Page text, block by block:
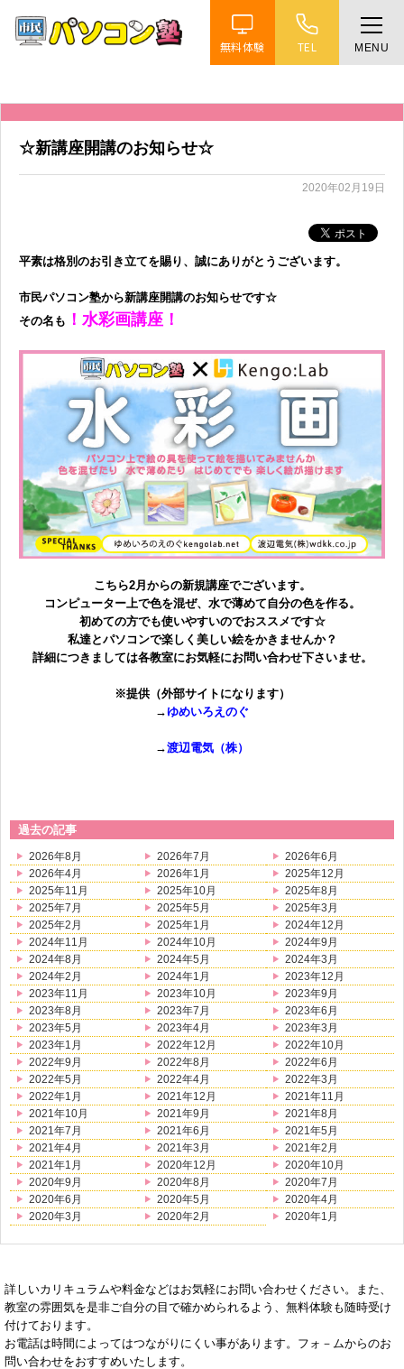
無料体験 TEL MENU
特徴
講座紹介
受講までの流れ
よくある質問
無料体験に申し込む
0120-868-003
受付時間／9:00〜18:00 土日祝休み
☆新講座開講のお知らせ☆
2020年02月19日
平素は格別のお引き立てを賜り、誠にありがとうございます。
市民パソコン塾から新講座開講のお知らせです☆
その名も ！水彩画講座！
こちら2月からの新規講座でございます。
コンピューター上で色を混ぜ、水で薄めて自分の色を作る。
初めての方でも使いやすいのでおススメです☆
私達とパソコンで楽しく美しい絵をかきませんか？
詳細につきましては各教室にお気軽にお問い合わせ下さいませ。
※提供（外部サイトになります）
→ゆめいろえのぐ
→渡辺電気（株）
過去の記事
2026年8月 2026年7月
2026年6月
2026年4月
2026年1月
2025年12月
2025年11月
2025年10月
2025年8月
2025年7月
2025年5月
2025年3月
2025年2月
2025年1月
2024年12月
2024年11月
2024年10月
2024年9月
2024年8月
2024年5月
2024年3月
2024年2月
2024年1月
2023年12月
2023年11月
2023年10月
2023年9月
2023年8月
2023年7月
2023年6月
2023年5月
2023年4月
2023年3月
2023年1月
2022年12月
2022年10月
2022年9月
2022年8月
2022年6月
2022年5月
2022年4月
2022年3月
2022年1月
2021年12月
2021年11月
2021年10月
2021年9月
2021年8月
2021年7月
2021年6月
2021年5月
2021年4月
2021年3月
2021年2月
2021年1月
2020年12月
2020年10月
2020年9月
2020年8月
2020年7月
2020年6月
2020年5月
2020年4月
2020年3月
2020年2月 2020年1月
詳しいカリキュラムや料金などはお気軽にお問い合わせください。また、
教室の雰囲気を是非ご自分の目で確かめられるよう、無料体験も随時受け
付けております。
お電話は時間によってはつながりにくい事があります。フォ－ムからのお
問い合わせをおすすめいたします。